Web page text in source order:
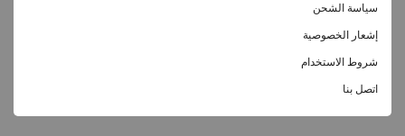
سياسة الشحن
إشعار الخصوصية
شروط الاستخدام
اتصل بنا